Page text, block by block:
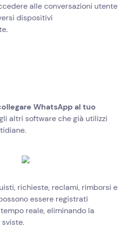
alle conversazioni utente
dispositivi
WhatsApp al tuo
altri software che già utilizzi
richieste, reclami, rimborsi e
essere registrati
reale, eliminando la